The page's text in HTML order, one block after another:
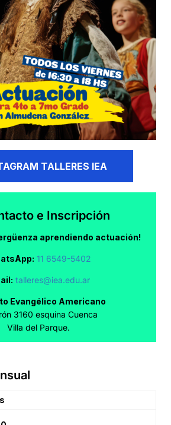
TALLERES IEA
e Inscripción
aprendiendo actuación!
11 6549-5402
talleres@iea.edu.ar
Evangélico Americano
3160 esquina Cuenca
Villa del Parque.